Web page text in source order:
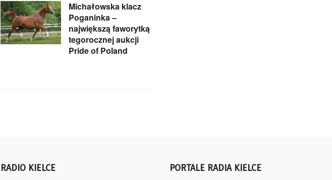
Michałowska klacz
Poganinka –
największą faworytką
tegorocznej aukcji
Pride of Poland
RADIO KIELCE PORTALE RADIA KIELCE